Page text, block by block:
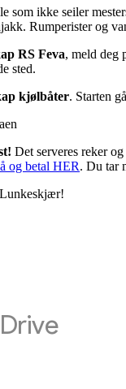
som ikke seiler
Rumperister og
RS Feva, meld deg
sted.
kjølbåter. Starten
Det serveres reker
og betal HER. Du tar